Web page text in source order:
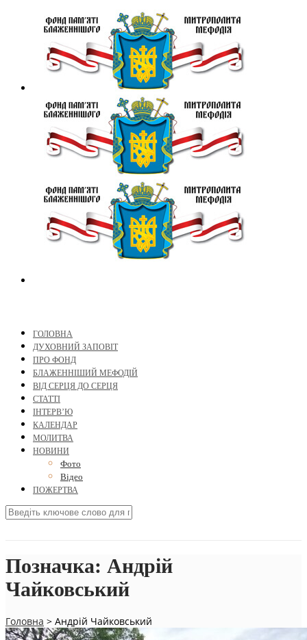
ГОЛОВНА
ДУХОВНИЙ ЗАПОВІТ
ПРО ФОНД
БЛАЖЕННІШИЙ МЕФОДІЙ
ВІД СЕРЦЯ ДО СЕРЦЯ
СТАТТІ
ІНТЕРВ’Ю
КАЛЕНДАР
МОЛИТВА
НОВИНИ
Фото
Відео
ПОЖЕРТВА
Позначка: Андрій
Чайковський
Головна > Андрій Чайковський